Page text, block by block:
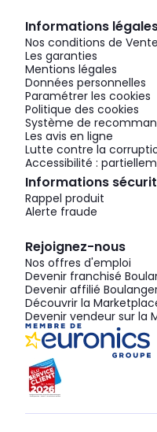
Informations
Nos conditions de Vente
Les garanties
Mentions légales
Données personnelles
Paramétrer les cookies
Politique des cookies
Système de
Les avis en ligne
Lutte contre la
Accessibilité :
Informations
Rappel produit
Alerte fraude
Rejoignez-nous
Nos offres d'emploi
Devenir franchisé
Devenir affilié
Découvrir la
Devenir vendeur sur la